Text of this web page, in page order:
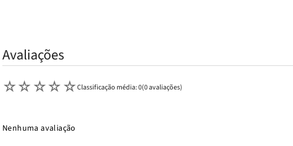
Avaliações
☆☆☆☆☆Classificação média: 0(0 avaliações)
Nenhuma avaliação